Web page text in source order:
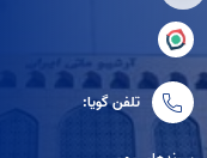
تلفن گویا: